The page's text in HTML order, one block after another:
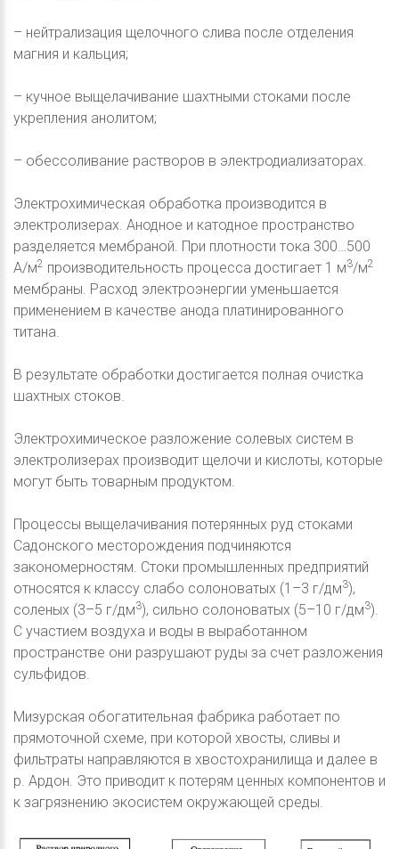
– нейтрализация щелочного слива после отделения
магния и кальция;
– кучное выщелачивание шахтными стоками после
укрепления анолитом;
– обессоливание растворов в электродиализаторах.
Электрохимическая обработка производится в
электролизерах. Анодное и катодное пространство
разделяется мембраной. При плотности тока 300…500
А/м2 производительность процесса достигает 1 м3/м2
мембраны. Расход электроэнергии уменьшается
применением в качестве анода платинированного
титана.
В результате обработки достигается полная очистка
шахтных стоков.
Электрохимическое разложение солевых систем в
электролизерах производит щелочи и кислоты, которые
могут быть товарным продуктом.
Процессы выщелачивания потерянных руд стоками
Садонского месторождения подчиняются
закономерностям. Стоки промышленных предприятий
относятся к классу слабо солоноватых (1–3 г/дм3),
соленых (3–5 г/дм3), сильно солоноватых (5–10 г/дм3).
С участием воздуха и воды в выработанном
пространстве они разрушают руды за счет разложения
сульфидов.
Мизурская обогатительная фабрика работает по
прямоточной схеме, при которой хвосты, сливы и
фильтраты направляются в хвостохранилища и далее в
р. Ардон. Это приводит к потерям ценных компонентов и
к загрязнению экосистем окружающей среды.